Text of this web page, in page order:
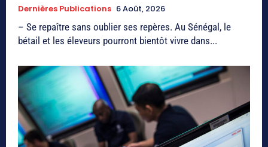
Dernières Publications 6 Août, 2026
– Se repaître sans oublier ses repères. Au Sénégal, le
bétail et les éleveurs pourront bientôt vivre dans...